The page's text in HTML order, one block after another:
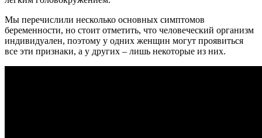
Мы перечислили несколько основных симптомов
беременности, но стоит отметить, что человеческий организм
индивидуален, поэтому у одних женщин могут проявиться
все эти признаки, а у других – лишь некоторые из них.